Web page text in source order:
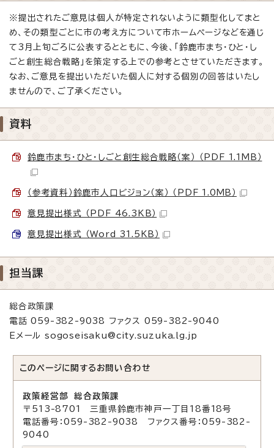
※提出されたご意見は個人が特定されないように類型化してまと
め、その類型ごとに市の考え方について市ホームページなどを通じ
て3月上旬ごろに公表するとともに、今後、「鈴鹿市まち・ひと・し
ごと創生総合戦略」を策定する上での参考とさせていただきます。
なお、ご意見を提出いただいた個人に対する個別の回答はいたし
ませんので、ご了承ください。
資料
鈴鹿市まち・ひと・しごと創生総合戦略（案） （PDF 1.1MB）
（参考資料）鈴鹿市人口ビジョン（案） （PDF 1.0MB）
意見提出様式 （PDF 46.3KB）
意見提出様式 （Word 31.5KB）
担当課
総合政策課
電話 059-382-9038 ファクス 059-382-9040
Eメール sogoseisaku@city.suzuka.lg.jp
このページに関する お問い合わせ
政策経営部 総合政策課
〒513-8701 三重県鈴鹿市神戸一丁目18番18号
電話番号：059-382-9038 ファクス番号：059-382-
9040